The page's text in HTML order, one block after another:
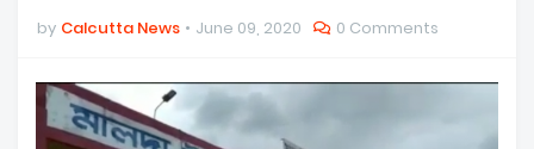
by Calcutta News June 09, 2020 0 Comments